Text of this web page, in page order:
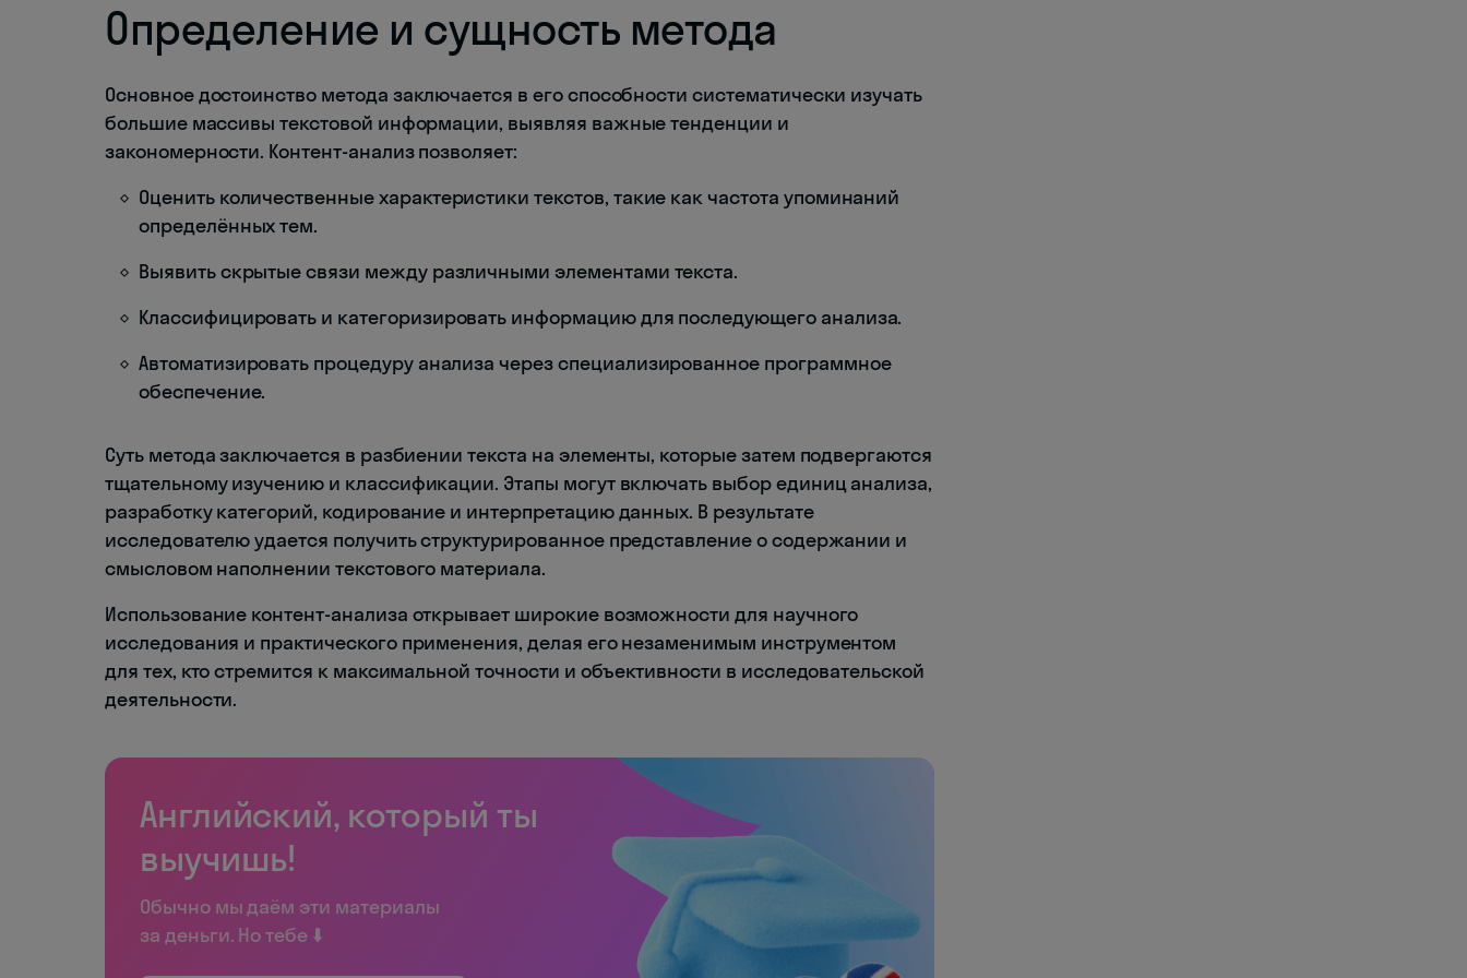
Определение и сущность метода
Основное достоинство метода заключается в его способности систематически изучать
большие массивы текстовой информации, выявляя важные тенденции и
закономерности. Контент-анализ позволяет:
Оценить количественные характеристики текстов, такие как частота упоминаний
определённых тем.
Выявить скрытые связи между различными элементами текста.
Классифицировать и категоризировать информацию для последующего анализа.
Автоматизировать процедуру анализа через специализированное программное
обеспечение.
Суть метода заключается в разбиении текста на элементы, которые затем подвергаются
тщательному изучению и классификации. Этапы могут включать выбор единиц анализа,
разработку категорий, кодирование и интерпретацию данных. В результате
исследователю удается получить структурированное представление о содержании и
смысловом наполнении текстового материала.
Использование контент-анализа открывает широкие возможности для научного
исследования и практического применения, делая его незаменимым инструментом
для тех, кто стремится к максимальной точности и объективности в исследовательской
деятельности.
Английский, который ты
выучишь!
Обычно мы даём эти материалы
за деньги. Но тебе ⬇️